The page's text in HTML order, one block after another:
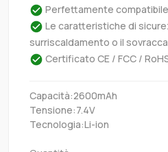
Perfettamente
Le caratteristiche di
surriscaldamento o il
Certificato CE / FCC /
Capacità:2600mAh
Tensione:7.4V
Tecnologia:Li-ion